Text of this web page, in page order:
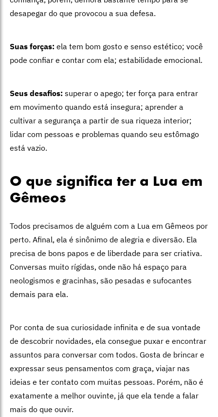
desapegar do que provocou a sua defesa.
Suas forças: ela tem bom gosto e senso estético; você
pode confiar e contar com ela; estabilidade emocional.
Seus desafios: superar o apego; ter força para entrar
em movimento quando está insegura; aprender a
cultivar a segurança a partir de sua riqueza interior;
lidar com pessoas e problemas quando seu estômago
está vazio.
O que significa ter a Lua em
Gêmeos
Todos precisamos de alguém com a Lua em Gêmeos por
perto. Afinal, ela é sinônimo de alegria e diversão. Ela
precisa de bons papos e de liberdade para ser criativa.
Conversas muito rígidas, onde não há espaço para
neologismos e gracinhas, são pesadas e sufocantes
demais para ela.
Por conta de sua curiosidade infinita e de sua vontade
de descobrir novidades, ela consegue puxar e encontrar
assuntos para conversar com todos. Gosta de brincar e
expressar seus pensamentos com graça, viajar nas
ideias e ter contato com muitas pessoas. Porém, não é
exatamente a melhor ouvinte, já que ela tende a falar
mais do que ouvir.